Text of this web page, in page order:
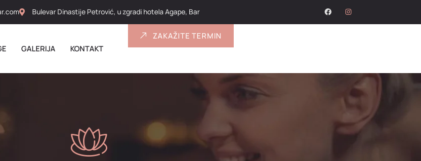
Bulevar Dinastije Petrović, u zgradi hotela Agape, Bar
GALERIJA KONTAKT
ZAKAŽITE TERMIN